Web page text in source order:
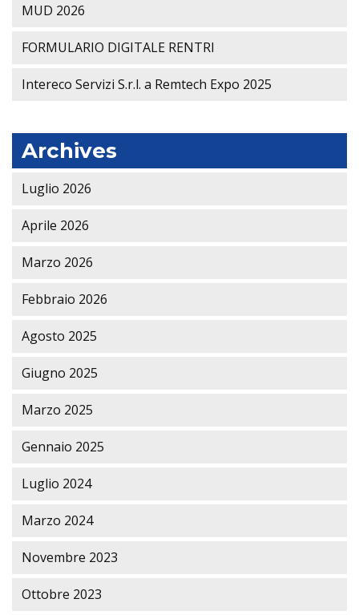
MUD 2026
FORMULARIO DIGITALE RENTRI
Intereco Servizi S.r.l. a Remtech Expo 2025
Archives
Luglio 2026
Aprile 2026
Marzo 2026
Febbraio 2026
Agosto 2025
Giugno 2025
Marzo 2025
Gennaio 2025
Luglio 2024
Marzo 2024
Novembre 2023
Ottobre 2023